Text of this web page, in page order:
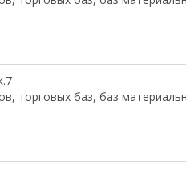
торговых баз, баз